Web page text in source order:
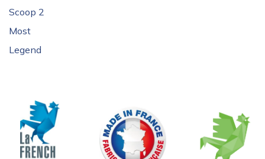
Scoop 2
Most
Legend